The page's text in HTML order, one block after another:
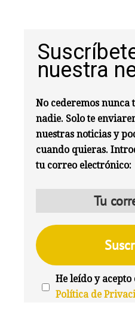
nuestra
No cederemos nunca
nadie. Solo te
nuestras noticias y
cuando quieras.
tu correo electrónico:
He leído y
Política de